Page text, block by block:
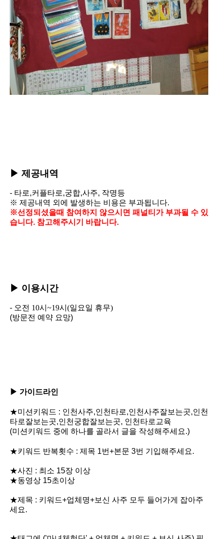
▶ 제공내역
- 타로,커플타로,궁합,사주, 작명등
※ 제공내역 외에 발생하는 비용은 부과됩니다.
※선정되셨을때 참여하지 않으시면 패널티가 부과될 수 있
습니다. 참고해주시기 바랍니다.
▶ 이용시간
- 오전 10시~19시(일요일 휴무)
(방문전 예약 요망)
▶ 가이드라인
★미션키워드 : 인천사주,인천타로,인천사주잘보는곳,인천
타로잘보는곳,인천궁합잘보는곳, 인천타로교육
(미션키워드 중에 하나를 골라서 글을 작성해주세요.)
★키워드 반복횟수 : 제목 1번+본문 3번 기입해주세요.
★사진 : 최소 15장 이상
★동영상 15초이상
★제목 : 키워드+업체명+보신 사주 모두 들어가게 잡아주
세요.